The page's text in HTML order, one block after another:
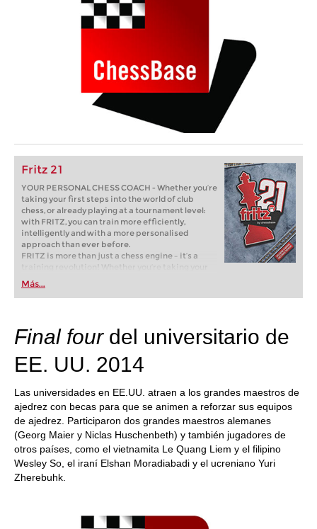
Fritz 21
YOUR PERSONAL CHESS COACH - Whether you’re
taking your first steps into the world of club
chess, or already playing at a tournament level:
with FRITZ, you can train more efficiently,
intelligently and with a more personalised
approach than ever before.
FRITZ is more than just a chess engine – it’s a
training revolution! Whether you’re taking your
first steps into the world of club chess, or already
playing at a tournament level: with FRITZ, you can
train more efficiently, intelligently and with a
Más...
Final fourdel universitario de
EE. UU. 2014
Las universidades en EE.UU. atraen a los grandes maestros de
ajedrez con becas para que se animen a reforzar sus equipos
de ajedrez. Participaron dos grandes maestros alemanes
(Georg Maier y Niclas Huschenbeth) y también jugadores de
otros países, como el vietnamita Le Quang Liem y el filipino
Wesley So, el iraní Elshan Moradiabadi y el ucreniano Yuri
Zherebuhk.